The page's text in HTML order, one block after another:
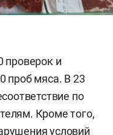
проверок и
проб мяса. В 23
по
Кроме того,
условий